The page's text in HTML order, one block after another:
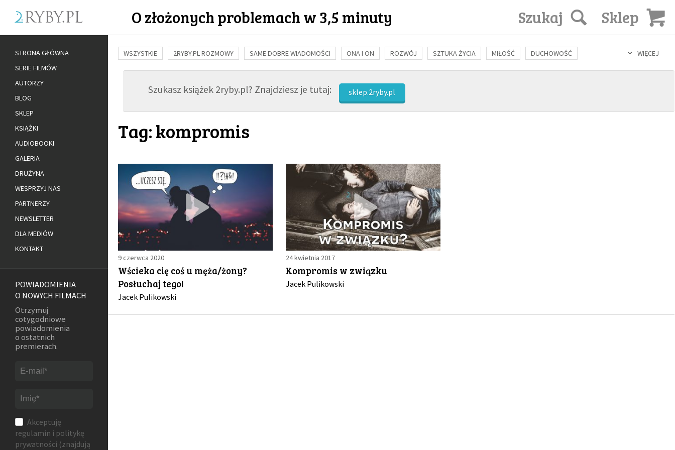
O złożonych problemach w 3,5 minuty Sklep
Szukaj
WIĘCEJ
WSZYSTKIE 2RYBY.PL ROZMOWY SAME DOBRE WIADOMOŚCI ONA I ON ROZWÓJ SZTUKA ŻYCIA MIŁOŚĆ DUCHOWOŚĆ
BUDOWANIE WIĘZI RODZINA NAUKA BIBLIA KOBIETA MĘŻCZYZNA RELIGIE FILOZOFIA KULTURA ŚWIĘCI SEKS IN VITRO
ADOPCJASzukasz książek 2ryby.pl? Znajdziesz je tutaj: sklep.2ryby.pl
Tag: kompromis
9 czerwca 2020
Wścieka cię coś u męża/żony?
Posłuchaj tego!
Jacek Pulikowski
24 kwietnia 2017
Kompromis w związku
Jacek Pulikowski
STRONA GŁÓWNA
SERIE FILMÓW
AUTORZY
BLOG
SKLEP
KSIĄŻKI
AUDIOBOOKI
GALERIA
DRUŻYNA
WESPRZYJ NAS
PARTNERZY
NEWSLETTER
DLA MEDIÓW
KONTAKT
POWIADOMIENIA
O NOWYCH FILMACH
Otrzymuj
cotygodniowe
powiadomienia
o ostatnich
premierach.
Akceptuję
regulamin i politykę
prywatności (znajdują